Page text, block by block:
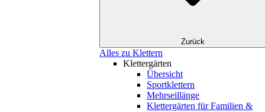
Zurück
Alles zu Klettern
Klettergärten
Übersicht
Sportklettern
Mehrseillänge
Klettergärten für Familien &